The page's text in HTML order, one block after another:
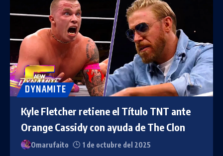
DYNAMITE
Kyle Fletcher retiene el Título TNT ante
Orange Cassidy con ayuda de The Clon
Omarufaito 1 de octubre del 2025